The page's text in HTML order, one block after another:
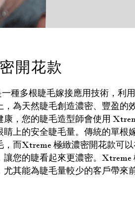
開花款
種多根睫毛嫁接應用技術，利
為天然睫毛創造濃密、豐盈的
，您的睫毛造型師會使用
上的安全睫毛量。傳統的單根
而Xtreme 極緻濃密開花款可以
讓您的睫看起來更濃密。Xtreme
其能為睫毛量較少的客戶帶來